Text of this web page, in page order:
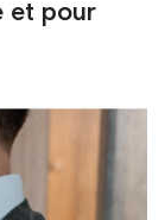
et pour